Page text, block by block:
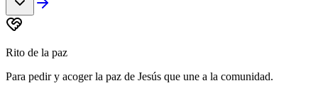
Rito de la paz
Para pedir y acoger la paz de Jesús que une a la comunidad.